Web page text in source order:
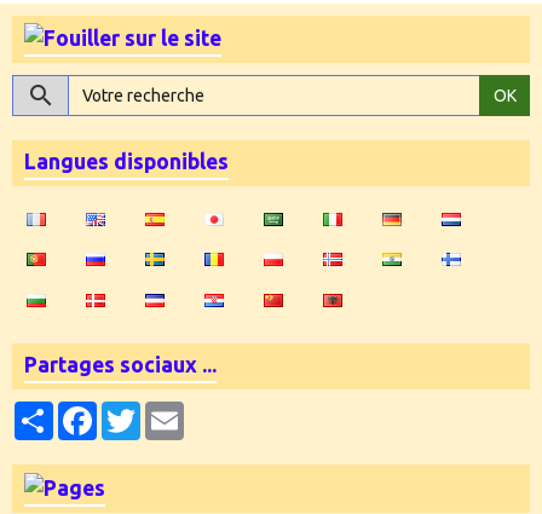
OK
Langues disponibles
Partages sociaux ...
PartagerFacebookTwitter